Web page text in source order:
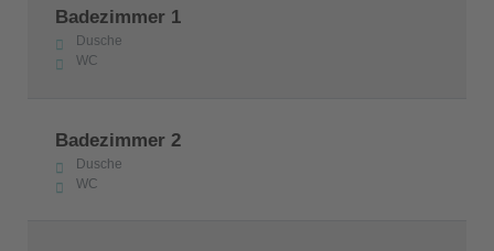
Badezimmer 1
Dusche
WC
Badezimmer 2
Dusche
WC